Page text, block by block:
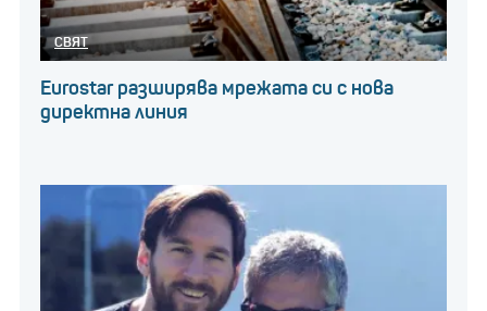
СВЯТ
Eurostar разширява мрежата си с нова
директна линия